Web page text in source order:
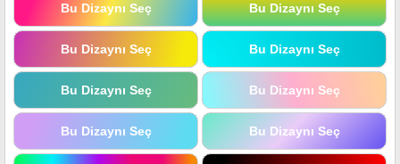
Bu Dizaynı Seç Bu Dizaynı Seç
Bu Dizaynı Seç Bu Dizaynı Seç
Bu Dizaynı Seç Bu Dizaynı Seç
Bu Dizaynı Seç Bu Dizaynı Seç